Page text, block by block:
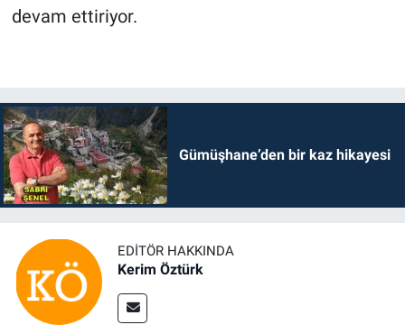
devam ettiriyor.
Gümüşhane’den bir kaz hikayesi
EDITÖR HAKKINDA
Kerim Öztürk